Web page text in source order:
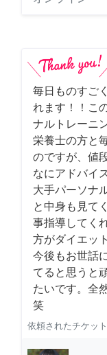
毎日ものすご
れます！！こ
ナルトレーニ
栄養士の方と
のですが、値
なにアドバイ
大手パーソナ
と中身も見て
事指導してく
方がダイエッ
今後もお世話
てると思うと
たいです。全
笑
依頼されたチケット